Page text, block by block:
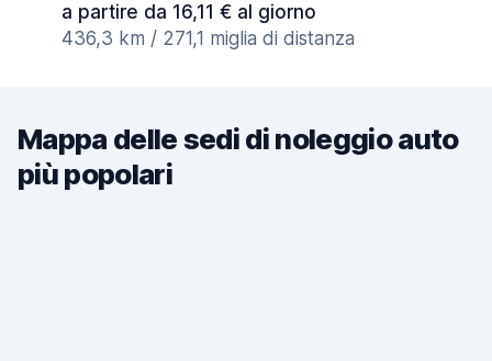
a partire da 16,11 € al giorno
436,3 km / 271,1 miglia di distanza
Mappa delle sedi di noleggio auto
più popolari